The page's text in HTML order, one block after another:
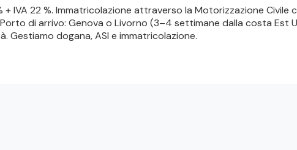
+ IVA 22 %. Immatricolazione attraverso la Motorizzazione
di arrivo: Genova o Livorno (3–4 settimane dalla costa Est
Gestiamo dogana, ASI e immatricolazione.